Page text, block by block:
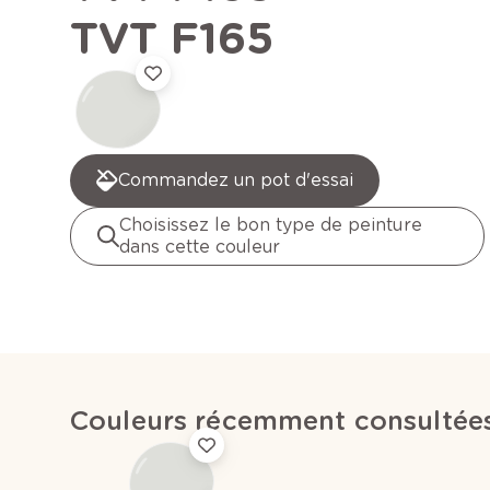
TVT F165
Commandez un pot d'essai
Choisissez le bon type de peinture
dans cette couleur
Couleurs récemment